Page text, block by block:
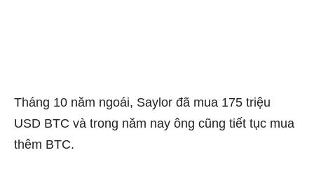
Tháng 10 năm ngoái, Saylor đã mua 175 triệu
USD BTC và trong năm nay ông cũng tiết tục mua
thêm BTC.